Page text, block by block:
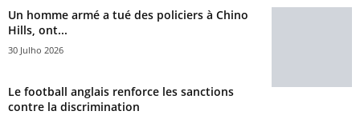
Un homme armé a tué des policiers à Chino
Hills, ont...
30 Julho 2026
Le football anglais renforce les sanctions
contre la discrimination